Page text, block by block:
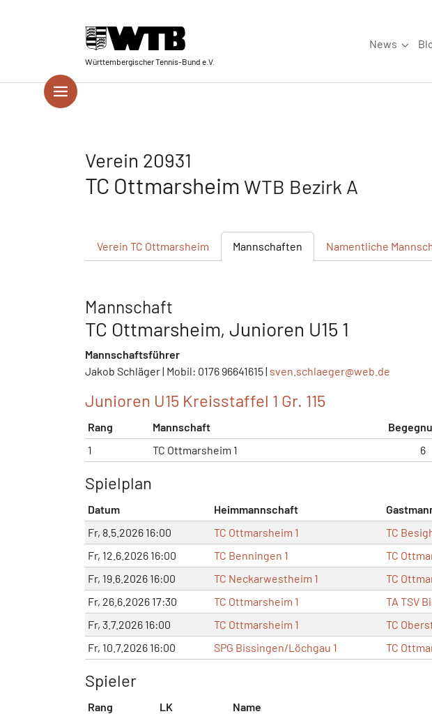
Württembergischer Tennis-Bund e.V.
News
Verein 20931
TC Ottmarsheim WTB Bezirk A
Verein TC Ottmarsheim Mannschaften Namentliche
Mannschaft
TC Ottmarsheim, Junioren U15 1
Mannschaftsführer
Jakob Schläger | Mobil: 0176 96641615 | sven.schlaeger@web.de
Junioren U15 Kreisstaffel 1 Gr. 115
Rang Mannschaft
1
TC Ottmarsheim 1 6
Spielplan
Datum Heimmannschaft
Fr, 8.5.2026 16:00
TC Ottmarsheim 1 TC
Fr, 12.6.2026 16:00
TC Benningen 1 TC
Fr, 19.6.2026 16:00
TC Neckarwestheim 1 TC
Fr, 26.6.2026 17:30
TC Ottmarsheim 1 TA TSV
Fr, 3.7.2026 16:00
TC Ottmarsheim 1 TC
Fr, 10.7.2026 16:00
SPG Bissingen/Löchgau 1 TC
Spieler
Rang LK Name